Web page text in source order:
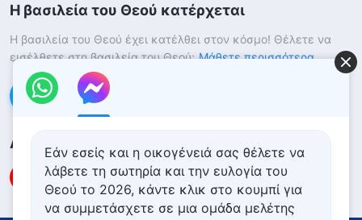
Η βασιλεία του Θεού κατέρχεται
Η βασιλεία του Θεού έχει κατέλθει στον κόσμο! Θέλετε να
εισέλθετε στη βασιλεία του Θεού; Μάθετε περισσότερα
Επικοινωνήστε μαζί μας μέσω Messenger
Ακολουθήστε μας
Εάν εσείς και η οικογένειά σας θέλετε να
λάβετε τη σωτηρία και την ευλογία του
Θεού το 2026, κάντε κλικ στο κουμπί για
να συμμετάσχετε σε μια ομάδα μελέτης